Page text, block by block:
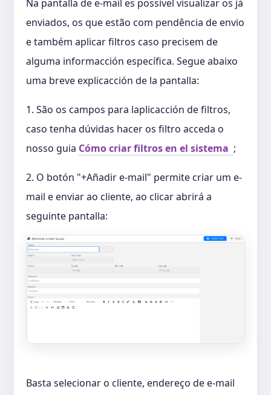
Na pantalla de e-mail es possível visualizar os já
enviados, os que estão com pendência de envio
e também aplicar filtros caso precisem de
alguma informacción específica. Segue abaixo
uma breve explicacción de la pantalla:
1. São os campos para laplicacción de filtros,
caso tenha dúvidas hacer os filtro acceda o
nosso guia Cómo criar filtros en el sistema ;
2. O botón "+Añadir e-mail" permite criar um e-
mail e enviar ao cliente, ao clicar abrirá a
seguinte pantalla:
Basta selecionar o cliente, endereço de e-mail